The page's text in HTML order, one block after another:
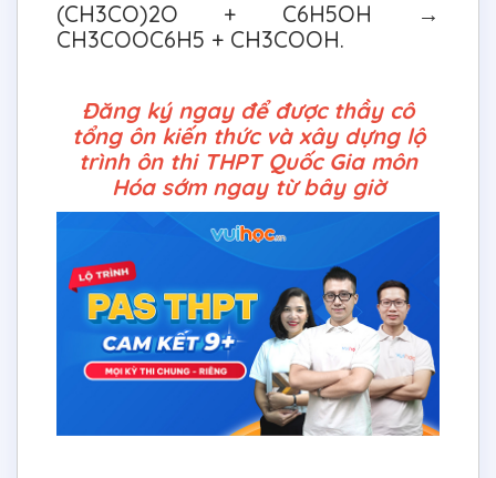
(CH3CO)2O + C6H5OH →
CH3COOC6H5 + CH3COOH.
Đăng ký ngay để được thầy cô
tổng ôn kiến thức và xây dựng lộ
trình ôn thi THPT Quốc Gia môn
Hóa sớm ngay từ bây giờ